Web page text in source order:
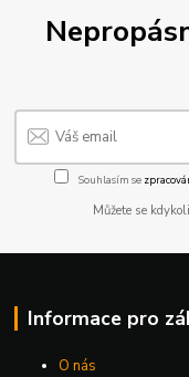
Souhlasím se
Můžete se
Informace pro
O nás